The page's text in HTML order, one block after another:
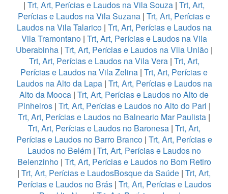
| Trt, Art, Perícias e Laudos na Vila Souza | Trt, Art,
Perícias e Laudos na Vila Suzana | Trt, Art, Perícias e
Laudos na Vila Talarico| Trt, Art, Perícias e Laudos na
Vila Tramontano| Trt, Art, Perícias e Laudos na Vila
Uberabinha| Trt, Art, Perícias e Laudos na Vila União|
Trt, Art, Perícias e Laudos na Vila Vera| Trt, Art,
Perícias e Laudos na Vila Zelina | Trt, Art, Perícias e
Laudos na Alto da Lapa| Trt, Art, Perícias e Laudos na
Alto da Mooca | Trt, Art, Perícias e Laudos no Alto de
Pinheiros| Trt, Art, Perícias e Laudos no Alto do Pari |
Trt, Art, Perícias e Laudos no Balneario Mar Paulista |
Trt, Art, Perícias e Laudos no Baronesa| Trt, Art,
Perícias e Laudos no Barro Branco| Trt, Art, Perícias e
Laudos no Belém| Trt, Art, Perícias e Laudos no
Belenzinho| Trt, Art, Perícias e Laudos no Bom Retiro
| Trt, Art, Perícias e LaudosBosque da Saúde | Trt, Art,
Perícias e Laudos no Brás| Trt, Art, Perícias e Laudos